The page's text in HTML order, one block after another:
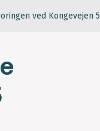
ved Kongevejen 5